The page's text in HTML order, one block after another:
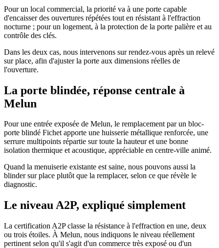
Pour un local commercial, la priorité va à une porte capable
d'encaisser des ouvertures répétées tout en résistant à l'effraction
nocturne ; pour un logement, à la protection de la porte palière et au
contrôle des clés.
Dans les deux cas, nous intervenons sur rendez-vous après un relevé
sur place, afin d'ajuster la porte aux dimensions réelles de
l'ouverture.
La porte blindée, réponse centrale à
Melun
Pour une entrée exposée de Melun, le remplacement par un bloc-
porte blindé Fichet apporte une huisserie métallique renforcée, une
serrure multipoints répartie sur toute la hauteur et une bonne
isolation thermique et acoustique, appréciable en centre-ville animé.
Quand la menuiserie existante est saine, nous pouvons aussi la
blinder sur place plutôt que la remplacer, selon ce que révèle le
diagnostic.
Le niveau A2P, expliqué simplement
La certification A2P classe la résistance à l'effraction en une, deux
ou trois étoiles. À Melun, nous indiquons le niveau réellement
pertinent selon qu'il s'agit d'un commerce très exposé ou d'un